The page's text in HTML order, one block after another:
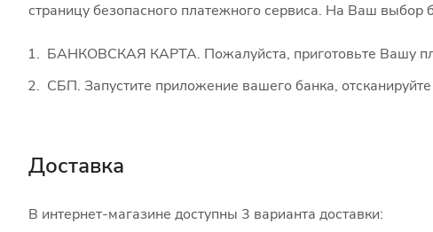
страницу безопасного платежного сервиса. На Ваш выбор
БАНКОВСКАЯ КАРТА. Пожалуйста, приготовьте Вашу
СБП. Запустите приложение вашего банка,
Доставка
В интернет-магазине доступны 3 варианта доставки: